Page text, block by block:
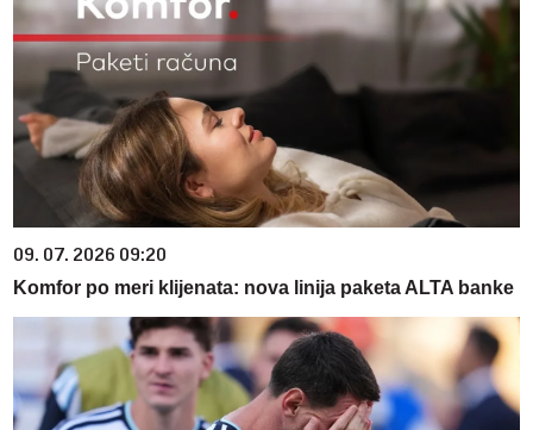
09. 07. 2026 09:20
Komfor po meri klijenata: nova linija paketa ALTA banke